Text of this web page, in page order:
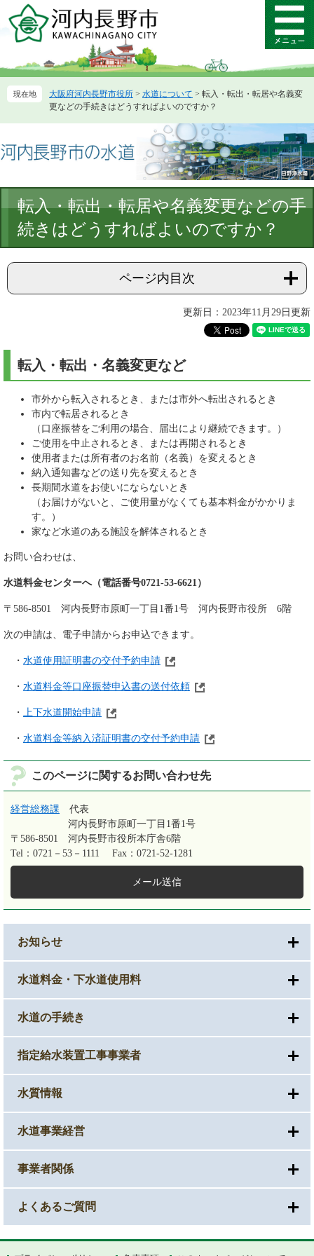
ー
先
ニ
を
て
文
メ
ニ
ー
大阪府河内長野市役所 > 水道について > 転入・転出・転居や名義変
更などの手続きはどうすればよいのですか？
文
転入・転出・転居や名義変更などの手
続きはどうすればよいのですか？
ページ内目次
更新日：2023年11月29日更新
転入・転出・名義変更など
市外から転入されるとき、または市外へ転出されるとき
市内で転居されるとき
（口座振替をご利用の場合、届出により継続できます。）
ご使用を中止されるとき、または再開されるとき
使用者または所有者のお名前（名義）を変えるとき
納入通知書などの送り先を変えるとき
長期間水道をお使いにならないとき
（お届けがないと、ご使用量がなくても基本料金がかかりま
す。）
家など水道のある施設を解体されるとき
お問い合わせは、
水道料金センターへ（電話番号0721-53-6621）
〒586-8501 河内長野市原町一丁目1番1号 河内長野市役所 6階
次の申請は、電子申請からお申込できます。
・ 水道使用証明書の交付予約申請
・ 水道料金等口座振替申込書の送付依頼
・ 上下水道開始申請
・ 水道料金等納入済証明書の交付予約申請
このページに関するお問い合わせ先
経営総務課 代表
〒586-8501
河内長野市原町一丁目1番1号
河内長野市役所本庁舎6階
Tel：0721－53－1111
Fax：0721-52-1281
メール送信
お知らせ
水道料金・下水道使用料
水道の手続き
指定給水装置工事事業者
水質情報
水道事業経営
事業者関係
よくあるご質問